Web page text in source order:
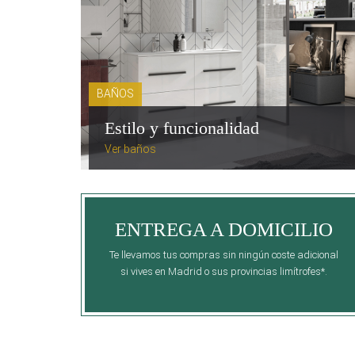
BAÑOS
Estilo y funcionalidad
Ver baños
ENTREGA A DOMICILIO
Te llevamos tus compras sin ningún coste adicional
si vives en Madrid o sus provincias limítrofes*.